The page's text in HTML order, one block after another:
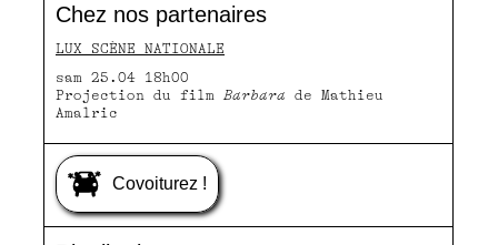
jeu 23.04 20h00
MONTBRUN-LES-BAINS, SALLE DES FÊTES
lun 27.04 20h00
MOLLANS-SUR-OUVÈZE, SALLE DU BICENTENAIRE
mar 28.04 20h00
VINSOBRES, SALLE DES FÊTES
mer 29.04 20h00
Chez nos partenaires
LUX SCÈNE NATIONALE
sam 25.04 18h00
Projection du film Barbara de Mathieu
Amalric
Covoiturez !